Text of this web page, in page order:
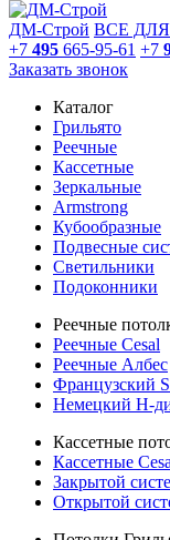
ДМ-Строй ВСЕ
+7 495 665-95-61 +7
Заказать звонок
Каталог
Грильято
Реечные
Кассетные
Зеркальные
Armstrong
Кубообразные
Подвесные
Светильники
Подоконники
Реечные
Реечные Cesal
Реечные Албес
Французский
Немецкий H-
Кассетные
Кассетные
Закрытой
Открытой